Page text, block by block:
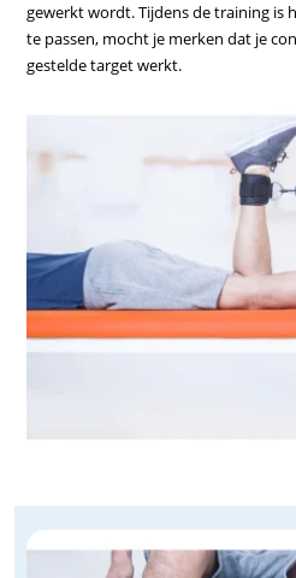
gewerkt wordt. Tijdens de training is
te passen, mocht je merken dat je
gestelde target werkt.